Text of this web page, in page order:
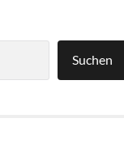
Suchen